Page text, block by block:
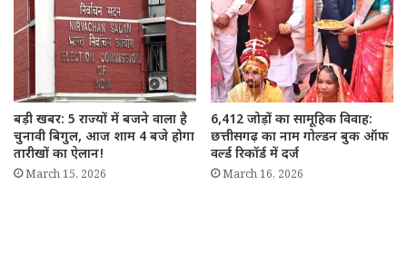
बड़ी खबर: 5 राज्यों में बजने वाला है
चुनावी बिगुल, आज शाम 4 बजे होगा
तारीखों का ऐलान!
March 15, 2026
6,412 जोड़ों का सामूहिक विवाह:
छत्तीसगढ़ का नाम गोल्डन बुक ऑफ
वर्ल्ड रिकॉर्ड में दर्ज
March 16, 2026